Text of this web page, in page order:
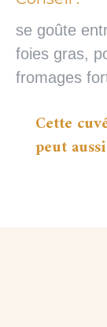
se goûte
foies gras,
fromages
Cette
peut